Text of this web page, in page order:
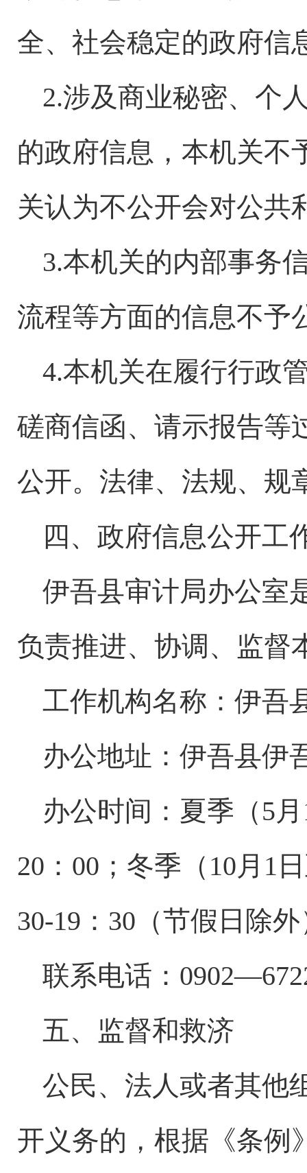
全、社会稳定的政府信
2.涉及商业秘密、个
的政府信息，本机关不
关认为不公开会对公共
3.本机关的内部事务
流程等方面的信息不予
4.本机关在履行行政
磋商信函、请示报告等
公开。法律、法规、规
四、政府信息公开工
伊吾县审计局办公室
负责推进、协调、监督
工作机构名称：伊吾
办公地址：伊吾县伊
办公时间：夏季（5
20：00；冬季（10月1
30-19：30（节假日除
联系电话： 0902—
五、监督和救济
公民、法人或者其他
开义务的，根据《条例